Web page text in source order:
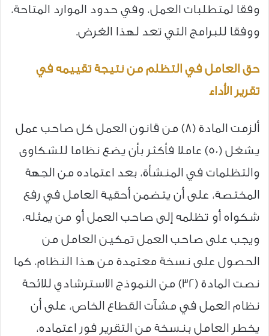
وفقا لمتطلبات العمل، وفي حدود الموارد المتاحة،
ووفقا للبرامج التي تعد لهذا الغرض.
حق العامل في التظلم من نتيجة تقييمه في
تقرير الأداء
ألزمت المادة (8) من قانون العمل كل صاحب عمل
يشغل (50) عاملا فأكثر بأن يضع نظاما للشكاوى
والتظلمات في المنشأة، بعد اعتماده من الجهة
المختصة، على أن يتضمن أحقية العامل في رفع
شكواه أو تظلمه إلى صاحب العمل أو من يمثله،
ويجب على صاحب العمل تمكين العامل من
الحصول على نسخة معتمدة من هذا النظام، كما
نصت المادة (32) من النموذج الاسترشادي للائحة
نظام العمل في مشآت القطاع الخاص، على أن
يخطر العامل بنسخة من التقرير فور اعتماده،